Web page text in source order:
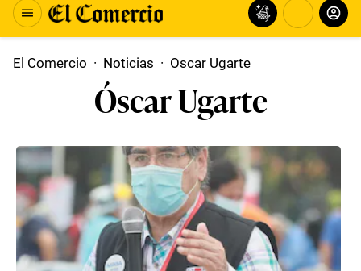
El Comercio · Noticias · Oscar Ugarte
Óscar Ugarte